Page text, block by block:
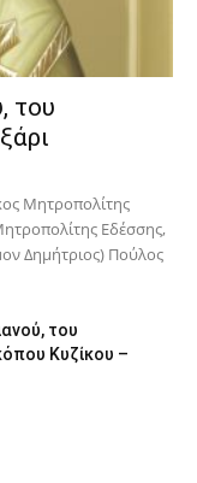
του
Μητροπολίτης
Εδέσσης,
Δημήτριος) Πούλος
του
Κυζίκου –